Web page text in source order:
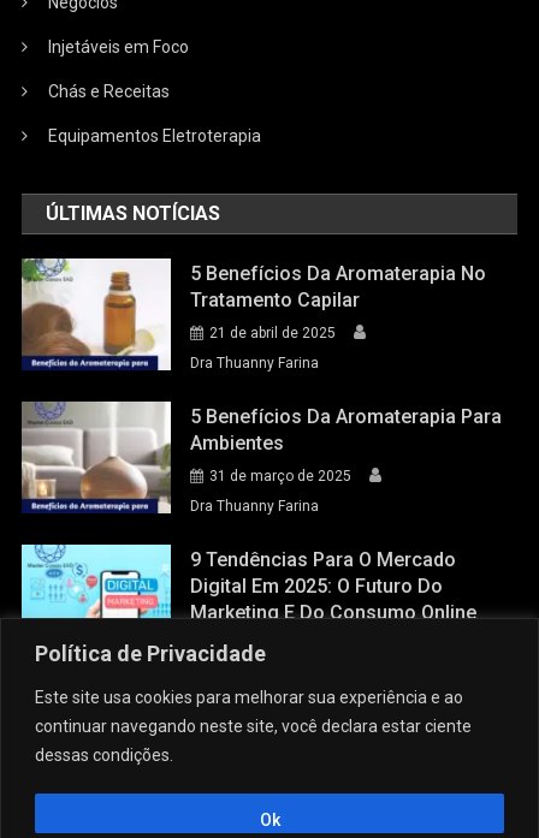
Política de Privacidade
Este site usa cookies para melhorar sua experiência e ao
continuar navegando neste site, você declara estar ciente
dessas condições.
Ok
Injetáveis em Foco
Chás e Receitas
Equipamentos Eletroterapia
ÚLTIMAS NOTÍCIAS
5 Benefícios Da Aromaterapia No
Tratamento Capilar
21 de abril de 2025
Dra Thuanny Farina
5 Benefícios Da Aromaterapia Para
Ambientes
31 de março de 2025
Dra Thuanny Farina
9 Tendências Para O Mercado
Digital Em 2025: O Futuro Do
Marketing E Do Consumo Online
28 de março de 2025
Copy Blog Master Cursos EaD Theme: News Portal by Mystery Themes